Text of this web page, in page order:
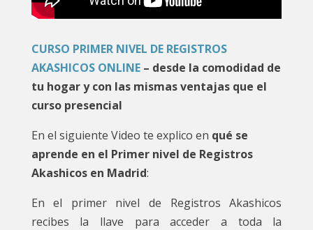
CURSO PRIMER NIVEL DE REGISTROS
AKASHICOS ONLINE– desde la comodidad de
tu hogar y con las mismas ventajas que el
curso presencial
En el siguiente Video te explico en qué se
aprende en el Primer nivel de Registros
Akashicos en Madrid:
En el primer nivel de Registros Akashicos
recibes la llave para acceder a toda la